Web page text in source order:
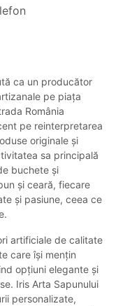
ca un producător
pe piața
România
pe reinterpretarea
originale și
sa principală
buchete și
și ceară, fiecare
și pasiune, ceea ce
artificiale de calitate
care își mențin
opțiuni elegante și
Iris Arta Sapunului
personalizate,